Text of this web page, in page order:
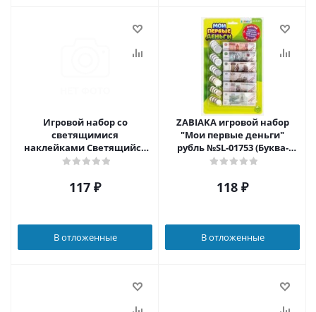
Игровой набор со
светящимися
наклейками Светящийся
транспорт IQ-ZABIAKA
117 ₽
В отложенные
ZABIAKA игровой набор
"Мои первые деньги"
рубль №SL-01753 (Буква-
Ленд)
118 ₽
В отложенные